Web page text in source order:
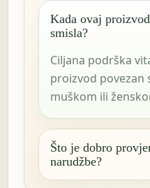
Kada ovaj
smisla?
Ciljana podrška
proizvod povezan
muškom ili
Što je dobro
narudžbe?